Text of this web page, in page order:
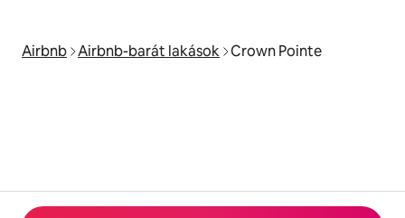
Airbnb Airbnb-barát lakások Crown Pointe